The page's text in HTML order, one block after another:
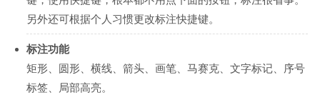
另外还可根据个人习惯更改标注快捷键。
标注功能
矩形、圆形、横线、箭头、画笔、马赛克、文字标记、序号
标签、局部高亮。